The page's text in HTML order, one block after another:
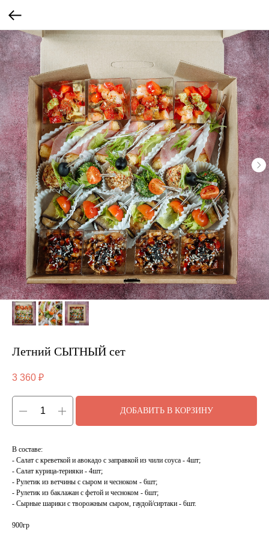
Летний СЫТНЫЙ сет
3 360 ₽
ДОБАВИТЬ В КОРЗИНУ
В составе:
- Салат с креветкой и авокадо с заправкой из чили соуса - 4шт;
- Салат курица-терияки - 4шт;
- Рулетик из ветчины с сыром и чесноком - 6шт;
- Рулетик из баклажан с фетой и чесноком - 6шт;
- Сырные шарики с творожным сыром, гаудой/сиртаки - 6шт.
900гр